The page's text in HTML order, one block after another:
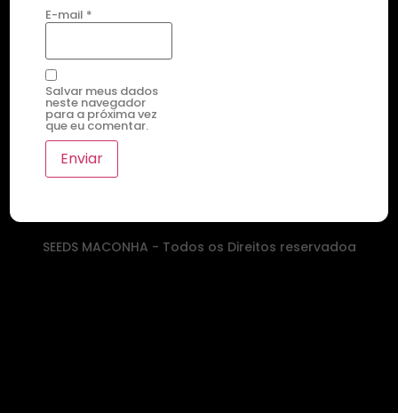
E-mail *
Salvar meus dados
neste navegador
para a próxima vez
que eu comentar.
SEEDS MACONHA - Todos os Direitos reservadoa